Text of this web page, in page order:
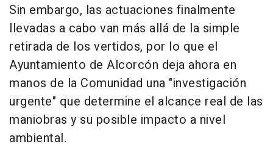
Sin embargo, las actuaciones finalmente
llevadas a cabo van más allá de la simple
retirada de los vertidos, por lo que el
Ayuntamiento de Alcorcón deja ahora en
manos de la Comunidad una "investigación
urgente" que determine el alcance real de las
maniobras y su posible impacto a nivel
ambiental.